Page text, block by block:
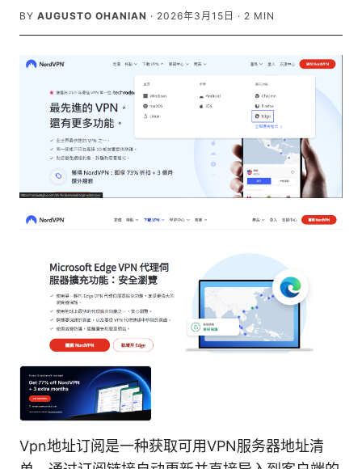
BY AUGUSTO OHANIAN · 2026年3月15日 · 2 MIN
Vpn地址订阅是一种获取可用VPN服务器地址清